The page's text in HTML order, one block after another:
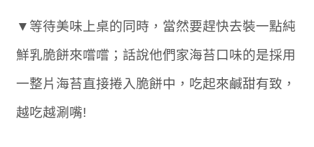
▼等待美味上桌的同時，當然要趕快去裝一點純
鮮乳脆餅來嚐嚐；話說他們家海苔口味的是採用
一整片海苔直接捲入脆餅中，吃起來鹹甜有致，
越吃越涮嘴!